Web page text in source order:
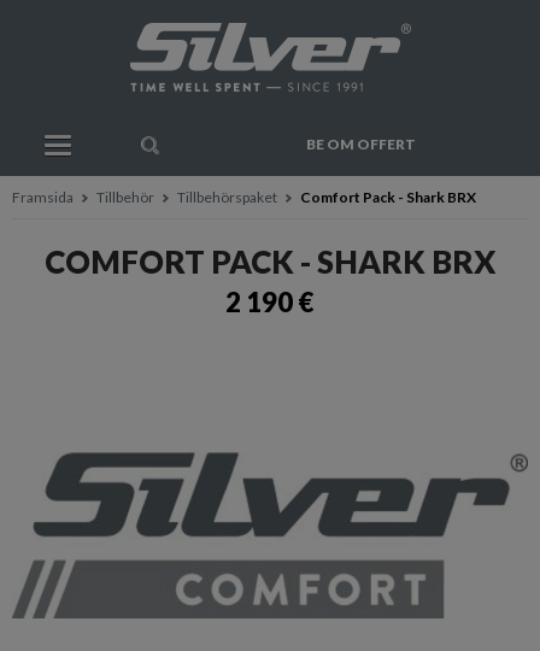
BE OM OFFERT
Framsida Tillbehör Tillbehörspaket Comfort Pack - Shark BRX
COMFORT PACK - SHARK BRX
2 190 €